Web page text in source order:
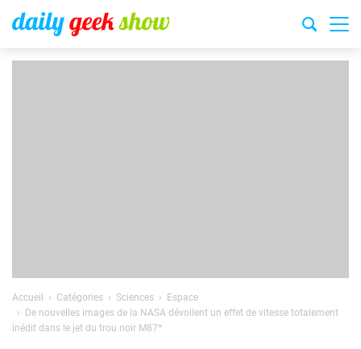
Accueil Catégories Sciences
Espace
De nouvelles images de la NASA dévoilent un effet de vitesse totalement
inédit dans le jet du trou noir M87*